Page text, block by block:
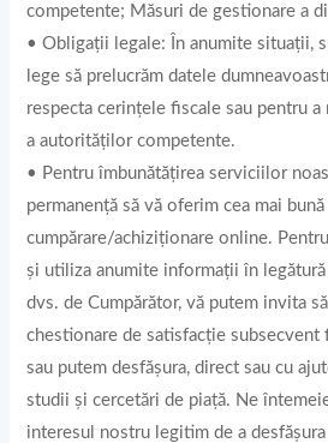
competente; Măsuri de gestionare a
• Obligații legale: În anumite situații,
lege să prelucrăm datele
respecta cerințele fiscale sau pentru
a autorităților competente.
• Pentru îmbunătățirea serviciilor
permanență să vă oferim cea mai
cumpărare/achiziționare online.
și utiliza anumite informații în
dvs. de Cumpărător, vă putem invita
chestionare de satisfacție subsecvent
sau putem desfășura, direct sau cu
studii și cercetări de piață. Ne
interesul nostru legitim de a